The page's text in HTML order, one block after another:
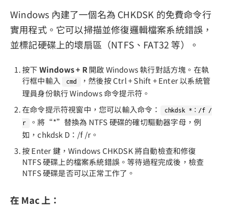
Windows 內建了一個名為 CHKDSK 的免費命令行
實用程式。它可以掃描並修復邏輯檔案系統錯誤，
並標記硬碟上的壞扇區（NTFS、FAT32 等）。
按下Windows + R開啟 Windows 執行對話方塊。在執
行框中輸入
cmd
，然後按 Ctrl + Shift + Enter 以系統管
理員身份執行 Windows 命令提示符。
在命令提示符視窗中，您可以輸入命令：
chkdsk *：/f /
r
。將“*”替換為 NTFS 硬碟的確切驅動器字母，例
如，chkdsk D：/f /r。
按 Enter 鍵，Windows CHKDSK 將自動檢查和修復
NTFS 硬碟上的檔案系統錯誤。等待過程完成後，檢查
NTFS 硬碟是否可以正常工作了。
在 Mac 上：